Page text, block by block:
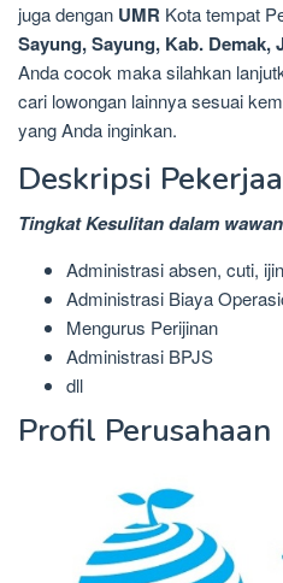
juga dengan UMR Kota tempat
Sayung, Sayung, Kab. Demak,
Anda cocok maka silahkan
cari lowongan lainnya sesuai
yang Anda inginkan.
Deskripsi
Tingkat Kesulitan dalam
Administrasi absen, cuti,
Administrasi Biaya
Mengurus Perijinan
Administrasi BPJS
dll
Profil Perusahaan